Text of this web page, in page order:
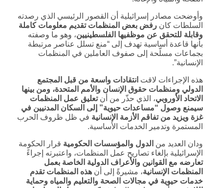
وأوضحت مصادر إسرائيلية أن القصور الرئيسي الذي رصدته
السلطات كان رفض بعض المنظمات تقديم معلومات كاملة
وقابلة للتحقق عن موظفيها الفلسطينيين، وهو ما وصفته
بأنها قاعدة أساسية تهدف إلى “منع تسلل عناصر مرتبطة
بجماعات مسلّحة إلى صفوف العاملين في المنظمات
الإنسانية”.
هذه الإجراءات لاقت انتقادات واسعة من قبل المجتمع
الدولي ومنظمات حقوق الإنسان والأمم المتحدة، ومن بينها
الاتحاد الأوروبي، الذي حذّر من أنتعليق عمل المنظمات
سيمنع وصول “مساعدات حيوية” إلى السكان المدنيين في
غزة ويزيد من تفاقم الأزمة الإنسانية في ظل ظروف الحرب
المستمرة وتدمير الخدمات الأساسية.
ودان العديد من الدول والمؤسسات الحكومية قرار الحكومة
الإسرائيلية بإلغاء تصاريح عمل المنظمات، واعتبرته إجراءً
تعارضه مع القوانين والأعراف الدولية الخاصة بعمل
المنظمات الإنسانية، مشيرةً إلى أن هذه المنظمات تقدم
خدمات حيوية في مجالات الصحة والتعليم والمياه وحماية